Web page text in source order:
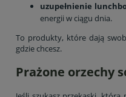
uzupełnienie
energii w ciągu dnia.
To produkty, które dają
gdzie chcesz.
Prażone orzechy